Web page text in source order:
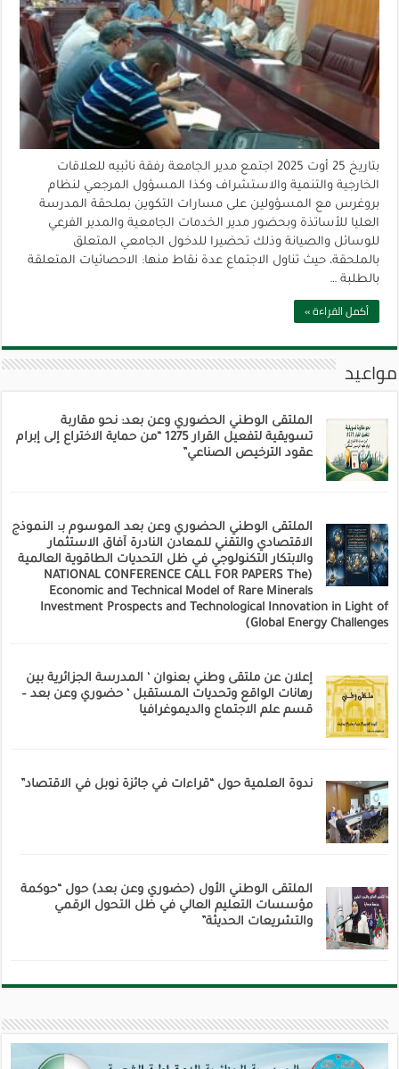
بتاريخ 25 أوت 2025 اجتمع مدير الجامعة رفقة نائبيه للعلاقات
الخارجية والتنمية والاستشراف وكذا المسؤول المرجعي لنظام
بروغرس مع المسؤولين على مسارات التكوين بملحقة المدرسة
العليا للأساتذة وبحضور مدير الخدمات الجامعية والمدير الفرعي
للوسائل والصيانة وذلك تحضيرا للدخول الجامعي المتعلق
بالملحقة، حيث تناول الاجتماع عدة نقاط منها: الاحصائيات المتعلقة
بالطلبة …
أكمل القراءة »
مواعيد
الملتقى الوطني الحضوري وعن بعد: نحو مقاربة
تسويقية لتفعيل القرار 1275 “من حماية الاختراع إلى إبرام
عقود الترخيص الصناعي”
الملتقى الوطني الحضوري وعن بعد الموسوم بـ: النموذج
الاقتصادي والتقني للمعادن النادرة آفاق الاستثمار
والابتكار التكنولوجي في ظل التحديات الطاقوية العالمية
(NATIONAL CONFERENCE CALL FOR PAPERS The
Economic and Technical Model of Rare Minerals
Investment Prospects and Technological Innovation in Light of
Global Energy Challenges)
إعلان عن ملتقى وطني بعنوان ‘ المدرسة الجزائرية بين
رهانات الواقع وتحديات المستقبل ‘ حضوري وعن بعد –
قسم علم الاجتماع والديموغرافيا
ندوة العلمية حول “قراءات في جائزة نوبل في الاقتصاد”
الملتقى الوطني الأول (حضوري وعن بعد) حول “حوكمة
مؤسسات التعليم العالي في ظل التحول الرقمي
والتشريعات الحديثة”